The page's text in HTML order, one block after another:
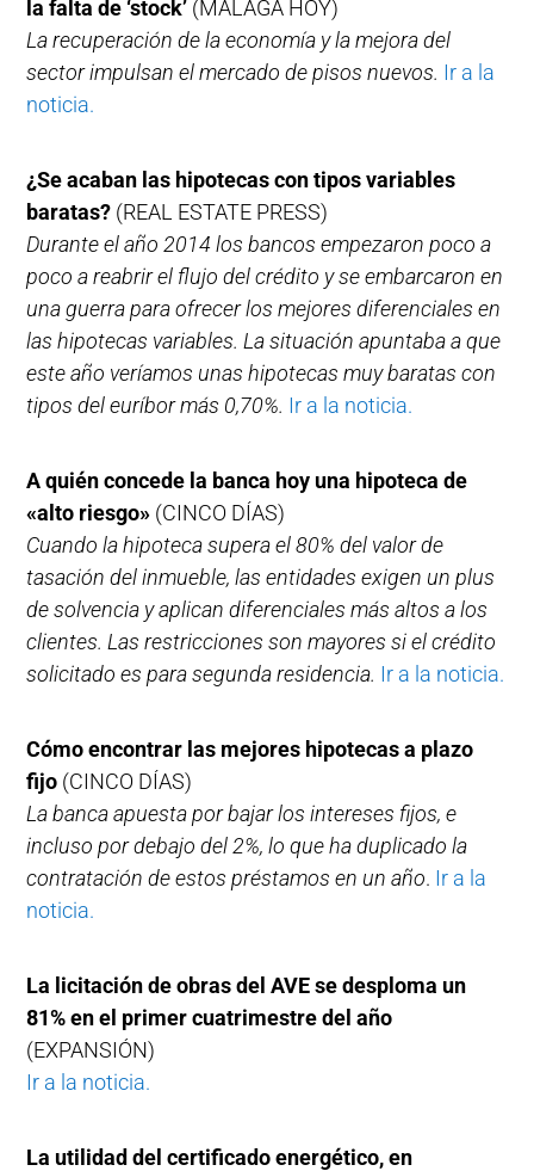
la falta de ‘stock’ (MÁLAGA HOY)
La recuperación de la economía y la mejora del
sector impulsan el mercado de pisos nuevos. Ir a la
noticia.
¿Se acaban las hipotecas con tipos variables
baratas? (REAL ESTATE PRESS)
Durante el año 2014 los bancos empezaron poco a
poco a reabrir el flujo del crédito y se embarcaron en
una guerra para ofrecer los mejores diferenciales en
las hipotecas variables. La situación apuntaba a que
este año veríamos unas hipotecas muy baratas con
tipos del euríbor más 0,70%. Ir a la noticia.
A quién concede la banca hoy una hipoteca de
«alto riesgo» (CINCO DÍAS)
Cuando la hipoteca supera el 80% del valor de
tasación del inmueble, las entidades exigen un plus
de solvencia y aplican diferenciales más altos a los
clientes. Las restricciones son mayores si el crédito
solicitado es para segunda residencia. Ir a la noticia.
Cómo encontrar las mejores hipotecas a plazo
fijo (CINCO DÍAS)
La banca apuesta por bajar los intereses fijos, e
incluso por debajo del 2%, lo que ha duplicado la
contratación de estos préstamos en un año. Ir a la
noticia.
La licitación de obras del AVE se desploma un
81% en el primer cuatrimestre del año
(EXPANSIÓN)
Ir a la noticia.
La utilidad del certificado energético, en